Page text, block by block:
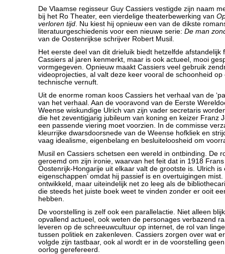
De Vlaamse regisseur Guy Cassiers vestigde zijn naam
bij het Ro Theater, een vierdelige theaterbewerking van
verloren tijd. Nu kiest hij opnieuw een van de dikste
literatuurgeschiedenis voor een nieuwe serie: De man
van de Oostenrijkse schrijver Robert Musil.
Het eerste deel van dit drieluik biedt hetzelfde afstandelijk
Cassiers al jaren kenmerkt, maar is ook actueel, mooi
vormgegeven. Opnieuw maakt Cassiers veel gebruik
videoprojecties, al valt deze keer vooral de schoonheid op
technische vernuft.
Uit de enorme roman koos Cassiers het verhaal van de
van het verhaal. Aan de vooravond van de Eerste
Weense wiskundige Ulrich van zijn vader secretaris
die het zeventigjarig jubileum van koning en keizer Franz
een passende viering moet voorzien. In de commisse
kleurrijke dwarsdoorsnede van de Weense hofkliek en
vaag idealisme, eigenbelang en besluiteloosheid om
Musil en Cassiers schetsen een wereld in ontbinding. De
geroemd om zijn ironie, waarvan het feit dat in 1918
Oostenrijk-Hongarije uit elkaar valt de grootste is. Ulrich is
eigenschappen’ omdat hij passief is en overtuigingen
ontwikkeld, maar uiteindelijk net zo leeg als de
die steeds het juiste boek weet te vinden zonder er ooit
hebben.
De voorstelling is zelf ook een parallelactie. Niet alleen
opvallend actueel, ook weten de personages verbazend
leveren op de schreeuwcultuur op internet, de rol van
tussen politiek en zakenleven. Cassiers zorgen over wat
volgde zijn tastbaar, ook al wordt er in de voorstelling
oorlog gerefereerd.